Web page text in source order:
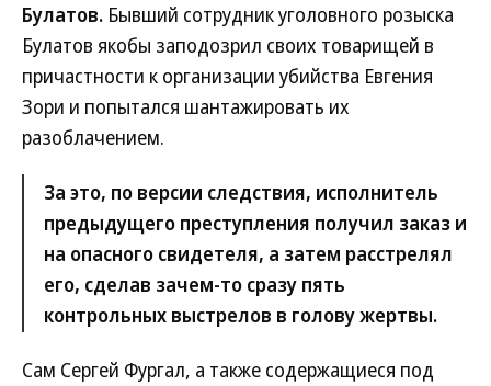
Булатов. Бывший сотрудник уголовного розыска
Булатов якобы заподозрил своих товарищей в
причастности к организации убийства Евгения
Зори и попытался шантажировать их
разоблачением.
За это, по версии следствия, исполнитель
предыдущего преступления получил заказ и
на опасного свидетеля, а затем расстрелял
его, сделав зачем-то сразу пять
контрольных выстрелов в голову жертвы.
Сам Сергей Фургал, а также содержащиеся под